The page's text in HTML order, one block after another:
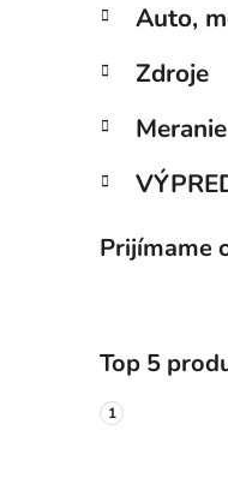
Auto,
Zdroje
Prijímame
Top 5